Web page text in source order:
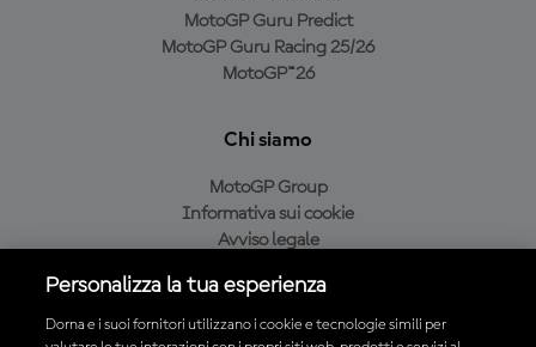
MotoGP Guru Predict
MotoGP Guru Racing 25/26
MotoGP™26
Chi siamo
MotoGP Group
Informativa sui cookie
Avviso legale
Condizioni di acquisto
Personalizza la tua esperienza
Dorna e i suoi fornitori utilizzano i cookie e tecnologie simili per